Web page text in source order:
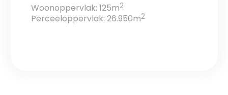
Woonoppervlak: 125m2
Perceeloppervlak: 26.950m2